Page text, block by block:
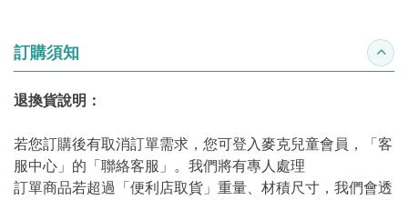
訂購須知 收合
退換貨說明：
若您訂購後有取消訂單需求，您可登入麥克兒童會員，「客
服中心」的「聯絡客服」。我們將有專人處理
訂單商品若超過「便利店取貨」重量、材積尺寸，我們會透